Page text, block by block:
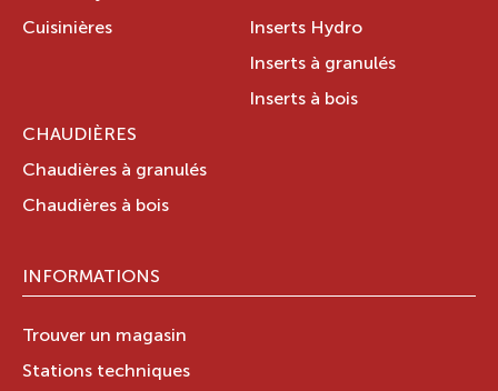
Cuisinières
Inserts Hydro
Inserts à granulés
Inserts à bois
CHAUDIÈRES
Chaudières à granulés
Chaudières à bois
INFORMATIONS
Trouver un magasin
Stations techniques